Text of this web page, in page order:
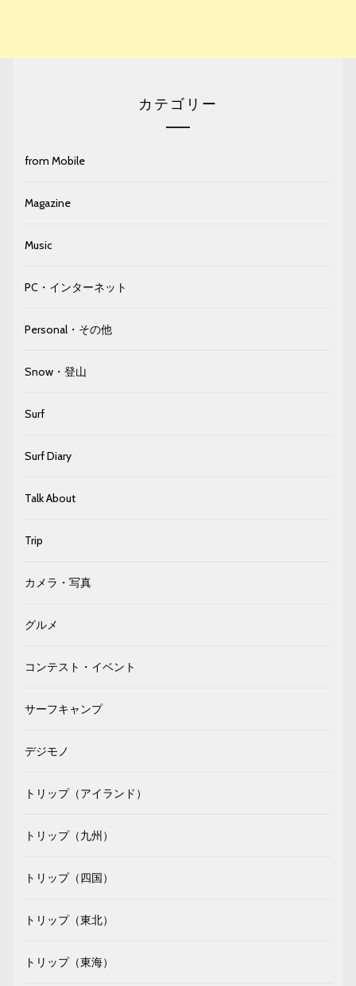
カテゴリー
from Mobile
Magazine
Music
PC・インターネット
Personal・その他
Snow・登山
Surf
Surf Diary
Talk About
Trip
カメラ・写真
グルメ
コンテスト・イベント
サーフキャンプ
デジモノ
トリップ（アイランド）
トリップ（九州）
トリップ（四国）
トリップ（東北）
トリップ（東海）